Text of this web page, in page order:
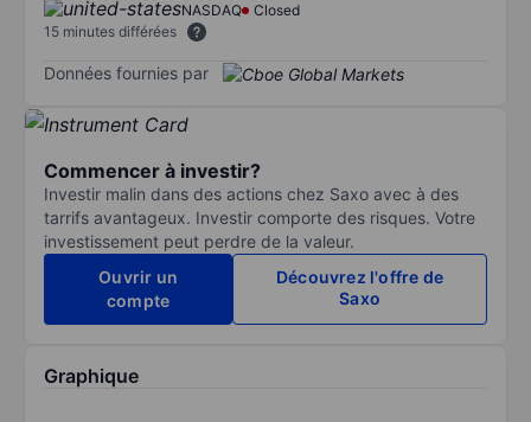
NASDAQ
Closed
15 minutes différées
Données fournies par
Commencer à investir?
Investir malin dans des actions chez Saxo avec à des
tarrifs avantageux. Investir comporte des risques. Votre
investissement peut perdre de la valeur.
Ouvrir un
compte
Découvrez l'offre de
Saxo
Graphique